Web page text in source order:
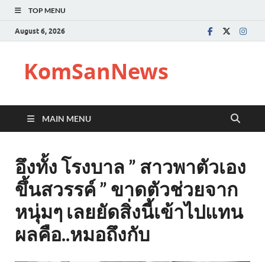
TOP MENU
August 6, 2026
KomSanNews
MAIN MENU
อึงทั้ง โรงบาล ” สาวพาตัวเอง
ขึ้นสวรรค์ ” ขาดตัวช่วยจาก
หนุ่มๆ เลยยัดสิ่งนี้เข้าไปแทน
ผลคือ..หมอถึงกับ